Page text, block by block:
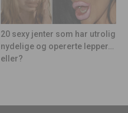
20 sexy jenter som har utrolig
nydelige og opererte lepper…
eller?